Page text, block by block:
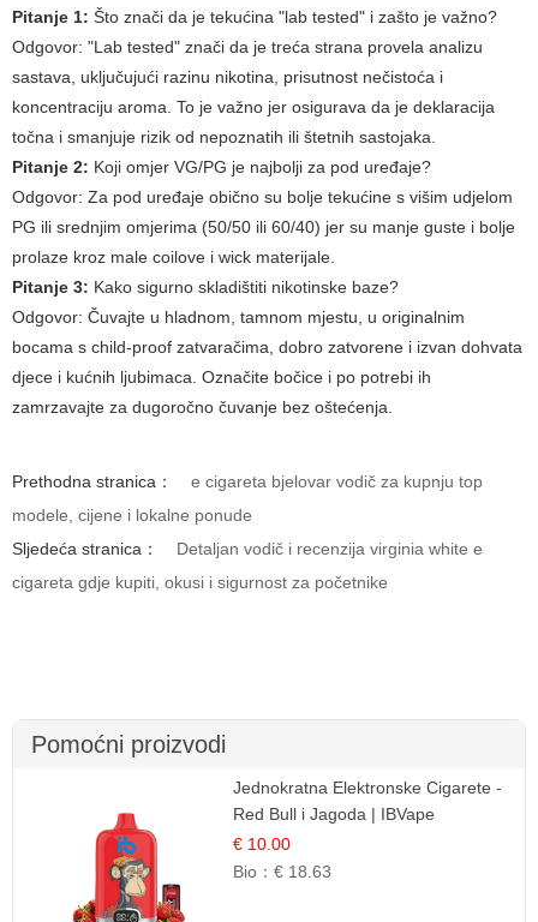
Pitanje 1: Što znači da je tekućina "lab tested" i zašto je važno?
Odgovor: "Lab tested" znači da je treća strana provela analizu
sastava, uključujući razinu nikotina, prisutnost nečistoća i
koncentraciju aroma. To je važno jer osigurava da je deklaracija
točna i smanjuje rizik od nepoznatih ili štetnih sastojaka.
Pitanje 2: Koji omjer VG/PG je najbolji za pod uređaje?
Odgovor: Za pod uređaje obično su bolje tekućine s višim udjelom
PG ili srednjim omjerima (50/50 ili 60/40) jer su manje guste i bolje
prolaze kroz male coilove i wick materijale.
Pitanje 3: Kako sigurno skladištiti nikotinske baze?
Odgovor: Čuvajte u hladnom, tamnom mjestu, u originalnim
bocama s child-proof zatvaračima, dobro zatvorene i izvan dohvata
djece i kućnih ljubimaca. Označite bočice i po potrebi ih
zamrzavajte za dugoročno čuvanje bez oštećenja.
Prethodna stranica：
e cigareta bjelovar vodič za kupnju top
modele, cijene i lokalne ponude
Sljedeća stranica：
Detaljan vodič i recenzija virginia white e
cigareta gdje kupiti, okusi i sigurnost za početnike
Pomoćni proizvodi
Jednokratna Elektronske Cigarete -
Red Bull i Jagoda | IBVape
€ 10.00
Bio：€ 18.63